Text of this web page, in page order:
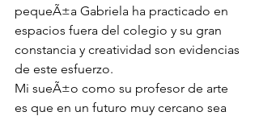
pequeÃ±a Gabriela ha practicado en
espacios fuera del colegio y su gran
constancia y creatividad son evidencias
de este esfuerzo.
Mi sueÃ±o como su profesor de arte
es que en un futuro muy cercano sea